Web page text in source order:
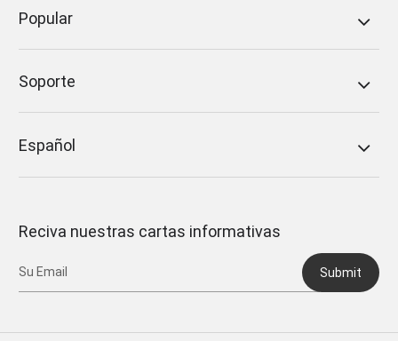
Popular
Soporte
Español
Reciva nuestras cartas informativas
Submit